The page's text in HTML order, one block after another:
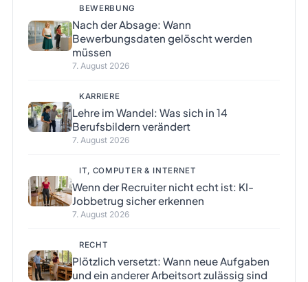
BEWERBUNG
Nach der Absage: Wann
Bewerbungsdaten gelöscht werden
müssen
7. August 2026
KARRIERE
Lehre im Wandel: Was sich in 14
Berufsbildern verändert
7. August 2026
IT, COMPUTER & INTERNET
Wenn der Recruiter nicht echt ist: KI-
Jobbetrug sicher erkennen
7. August 2026
RECHT
Plötzlich versetzt: Wann neue Aufgaben
und ein anderer Arbeitsort zulässig sind